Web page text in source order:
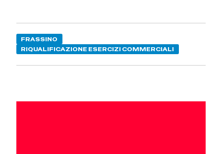
FRASSINO
RIQUALIFICAZIONE ESERCIZI COMMERCIALI